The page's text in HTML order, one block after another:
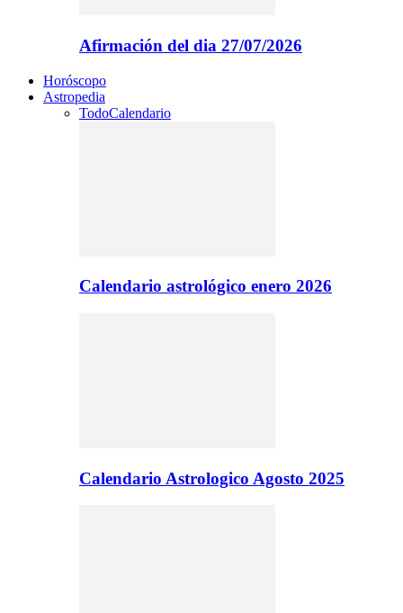
Afirmación del dia 27/07/2026
Horóscopo
Astropedia
TodoCalendario
Calendario astrológico enero 2026
Calendario Astrologico Agosto 2025